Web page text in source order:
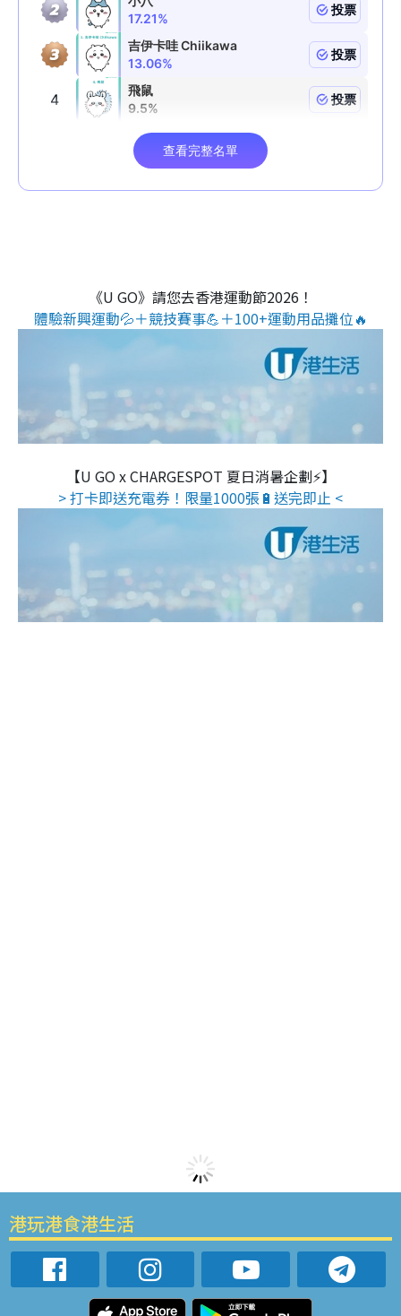
《U GO》請您去香港運動節2026！
體驗新興運動💦＋競技賽事💪＋100+運動用品攤位🔥
【U GO x CHARGESPOT 夏日消暑企劃⚡】
> 打卡即送充電券！限量1000張🔋送完即止 <
港玩港食港生活